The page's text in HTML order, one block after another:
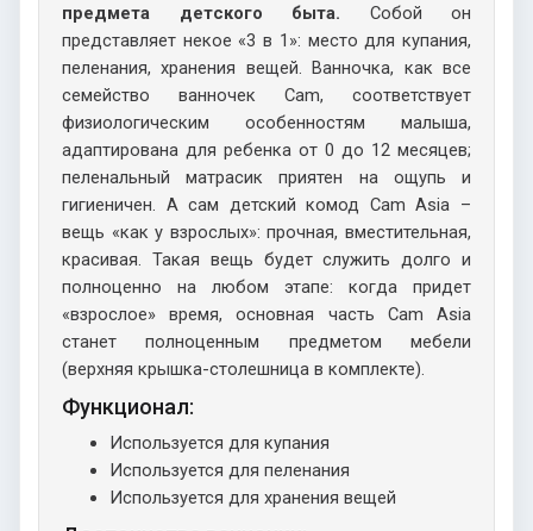
предмета детского быта. Собой он
представляет некое «3 в 1»: место для купания,
пеленания, хранения вещей. Ванночка, как все
семейство ванночек Cam, соответствует
физиологическим особенностям малыша,
адаптирована для ребенка от 0 до 12 месяцев;
пеленальный матрасик приятен на ощупь и
гигиеничен. А сам детский комод Cam Asia –
вещь «как у взрослых»: прочная, вместительная,
красивая. Такая вещь будет служить долго и
полноценно на любом этапе: когда придет
«взрослое» время, основная часть Cam Asia
станет полноценным предметом мебели
(верхняя крышка-столешница в комплекте).
Функционал:
Используется для купания
Используется для пеленания
Используется для хранения вещей